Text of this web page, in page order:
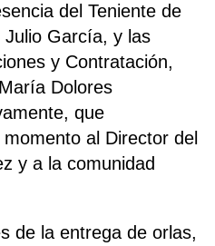
del Teniente de
Julio García, y las
y Contratación,
Dolores
que
al Director del
y a la comunidad
de la entrega de orlas,